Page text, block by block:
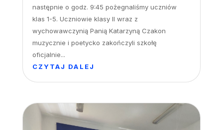
następnie o godz. 9:45 pożegnaliśmy uczniów
klas 1-5. Uczniowie klasy II wraz z
wychowawczynią Panią Katarzyną Czakon
muzycznie i poetycko zakończyli szkołę
oficjalnie...
CZYTAJ DALEJ